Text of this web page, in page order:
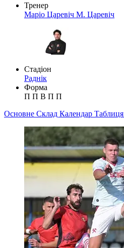
Тренер
Маріо Царевіч М. Царевіч
Стадіон
Раднік
Форма
П П В П П
Основне Склад Календар Таблиця